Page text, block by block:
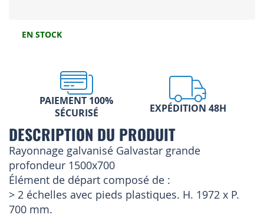
EN STOCK
PAIEMENT 100%
SÉCURISÉ
EXPÉDITION 48H
DESCRIPTION DU PRODUIT
Rayonnage galvanisé Galvastar grande
profondeur 1500x700
Élément de départ composé de :
> 2 échelles avec pieds plastiques. H. 1972 x P.
700 mm.